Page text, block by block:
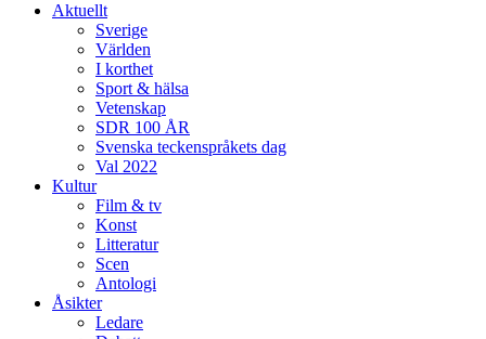
Aktuellt
Sverige
Världen
I korthet
Sport & hälsa
Vetenskap
SDR 100 ÅR
Svenska teckenspråkets dag
Val 2022
Kultur
Film & tv
Konst
Litteratur
Scen
Antologi
Åsikter
Ledare